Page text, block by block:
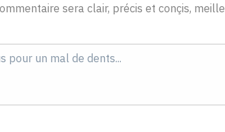
sera clair, précis et conçis,